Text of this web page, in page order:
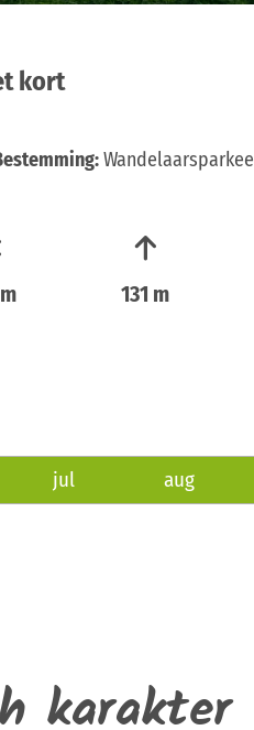
kort
131 m
jul aug
karakter